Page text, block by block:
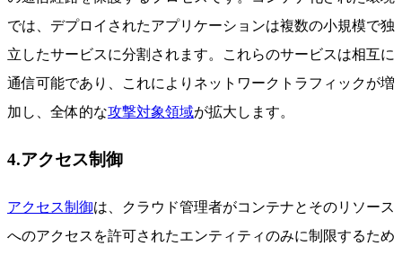
では、デプロイされたアプリケーションは複数の小規模で独
立したサービスに分割されます。これらのサービスは相互に
通信可能であり、これによりネットワークトラフィックが増
加し、全体的な攻撃対象領域が拡大します。
4.アクセス制御
アクセス制御は、クラウド管理者がコンテナとそのリソース
へのアクセスを許可されたエンティティのみに制限するため